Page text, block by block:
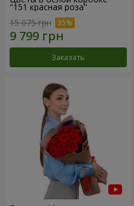
"151 красная роза"
15 075 грн
Заказать